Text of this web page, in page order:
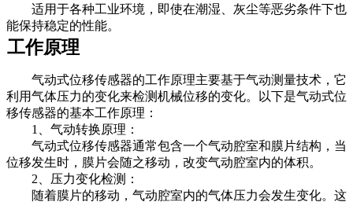
适用于各种工业环境，即使在潮湿、灰尘等恶劣条件下也
能保持稳定的性能。
工作原理
气动式位移传感器的工作原理主要基于气动测量技术，它
利用气体压力的变化来检测机械位移的变化。以下是气动式位
移传感器的基本工作原理：
1、 气动转换原理：
气动式位移传感器通常包含一个气动腔室和膜片结构，当
位移发生时，膜片会随之移动，改变气动腔室内的体积。
2、 压力变化检测：
随着膜片的移动，气动腔室内的气体压力会发生变化。这